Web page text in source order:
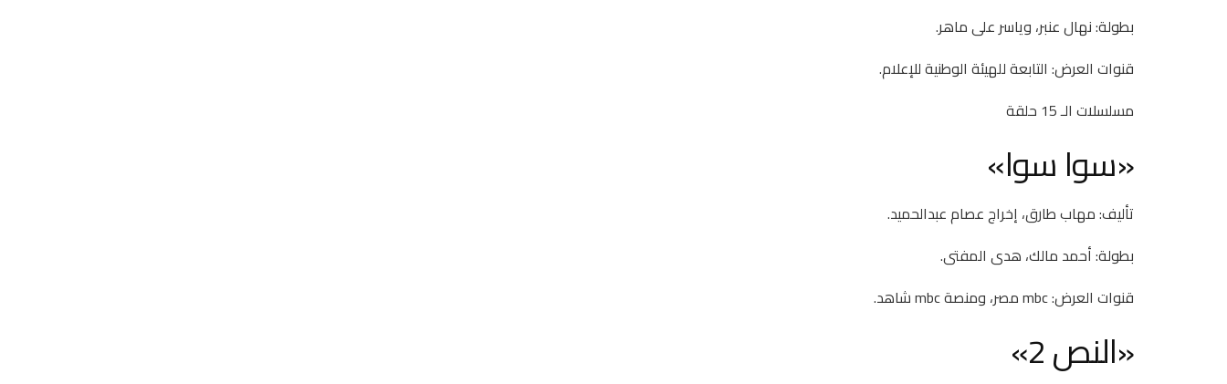
بطولة: نهال عنبر، وياسر على ماهر.
قنوات العرض: التابعة للهيئة الوطنية للإعلام.
مسلسلات الـ 15 حلقة
«سوا سوا»
تأليف: مهاب طارق، إخراج عصام عبدالحميد.
بطولة: أحمد مالك، هدى المفتى.
قنوات العرض: mbc مصر، ومنصة mbc شاهد.
«النص 2»